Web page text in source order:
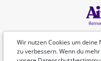
Wir nutzen Cookies um
zu verbessern. Wenn du